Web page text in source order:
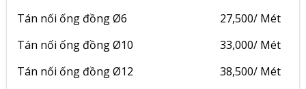
Tán nối ống đồng Ø6
27,500/ Mét
Tán nối ống đồng Ø10
33,000/ Mét
Tán nối ống đồng Ø12
38,500/ Mét